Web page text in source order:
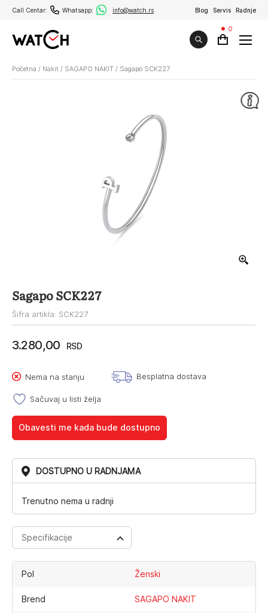
Call Centar: Whatsapp: info@watch.rs Blog Servis Radnje
0
Početna / Nakit / SAGAPO NAKIT / Sagapo SCK227
Sagapo SCK227
Šifra artikla: SCK227
3.280,00 RSD
Nema na stanju Besplatna dostava
Sačuvaj u listi želja
Obavesti me kada bude dostupno
DOSTUPNO U RADNJAMA
Trenutno nema u radnji
Specifikacije
Pol Ženski
Brend SAGAPO NAKIT